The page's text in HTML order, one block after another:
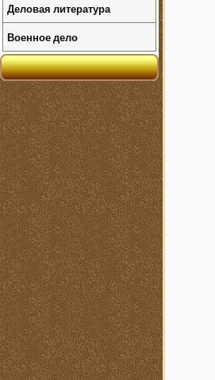
Деловая литература
Военное дело